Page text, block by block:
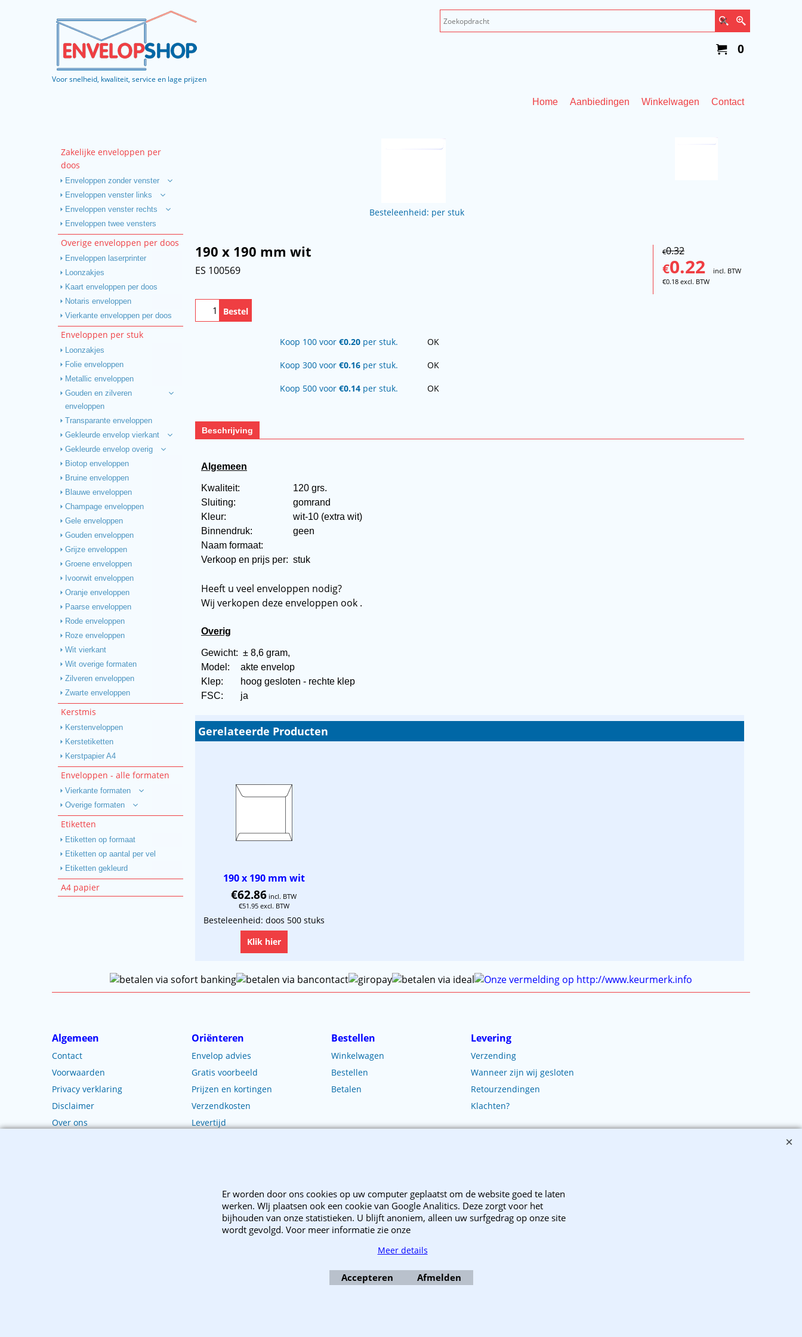
Voor snelheid, kwaliteit, service en lage prijzen
0
Home Aanbiedingen Winkelwagen Contact
Zakelijke enveloppen per
doos
Enveloppen zonder venster
Enveloppen venster links
Enveloppen venster rechts
Enveloppen twee vensters
Overige enveloppen per doos
Enveloppen laserprinter
Loonzakjes
Kaart enveloppen per doos
Notaris enveloppen
Vierkante enveloppen per doos
Enveloppen per stuk
Loonzakjes
Folie enveloppen
Metallic enveloppen
Gouden en zilveren
enveloppen
Transparante enveloppen
Gekleurde envelop vierkant
Gekleurde envelop overig
Biotop enveloppen
Bruine enveloppen
Blauwe enveloppen
Champage enveloppen
Gele enveloppen
Gouden enveloppen
Grijze enveloppen
Groene enveloppen
Ivoorwit enveloppen
Oranje enveloppen
Paarse enveloppen
Rode enveloppen
Roze enveloppen
Wit vierkant
Wit overige formaten
Zilveren enveloppen
Zwarte enveloppen
Kerstmis
Kerstenveloppen
Kerstetiketten
Kerstpapier A4
Enveloppen - alle formaten
Vierkante formaten
Overige formaten
Etiketten
Etiketten op formaat
Etiketten op aantal per vel
Etiketten gekleurd
A4 papier
Besteleenheid: per stuk
190 x 190 mm wit
ES 100569
€0.32
€0.22
incl. BTW
€0.18 excl. BTW
Bestel
Koop 100 voor €0.20 per stuk. OK
Koop 300 voor €0.16 per stuk. OK
Koop 500 voor €0.14 per stuk. OK
Beschrijving
Algemeen
Kwaliteit:
120 grs.
Sluiting:
gomrand
Kleur:
wit-10 (extra wit)
Binnendruk:
geen
Naam formaat:
Verkoop en prijs per: stuk
Heeft u veel enveloppen nodig?
Wij verkopen deze enveloppen ook .
Overig
Gewicht: ± 8,6 gram,
Model:
akte envelop
Klep:
hoog gesloten - rechte klep
FSC:
ja
Gerelateerde Producten
190 x 190 mm wit
€62.86 incl. BTW
€51.95 excl. BTW
Besteleenheid: doos 500 stuks
Klik hier
Algemeen
Contact
Voorwaarden
Privacy verklaring
Disclaimer
Over ons
Oriënteren
Envelop advies
Gratis voorbeeld
Prijzen en kortingen
Verzendkosten
Levertijd
Bestellen
Winkelwagen
Bestellen
Betalen
Levering
Verzending
Wanneer zijn wij gesloten
Retourzendingen
Klachten?
Er worden door ons cookies op uw computer geplaatst om de website goed te laten
werken. WIj plaatsen ook een cookie van Google Analitics. Deze zorgt voor het
bijhouden van onze statistieken. U blijft anoniem, alleen uw surfgedrag op onze site
wordt gevolgd. Voor meer informatie zie onze
Meer details
Accepteren Afmelden